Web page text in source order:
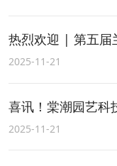
2025-11-21
2025-11-21